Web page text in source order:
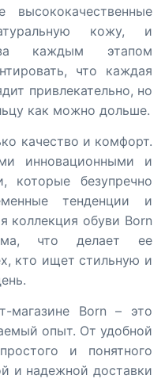
высококачественные
кожу, и
каждым этапом
что каждая
привлекательно, но
как можно дольше.
качество и комфорт.
инновационными и
которые безупречно
тенденции и
коллекция обуви Born
что делает ее
кто ищет стильную и
магазине Born – это
опыт. От удобной
и понятного
и надежной доставки